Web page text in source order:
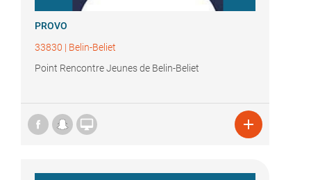
PROVO
33830 | Belin-Beliet
Point Rencontre Jeunes de Belin-Beliet
 